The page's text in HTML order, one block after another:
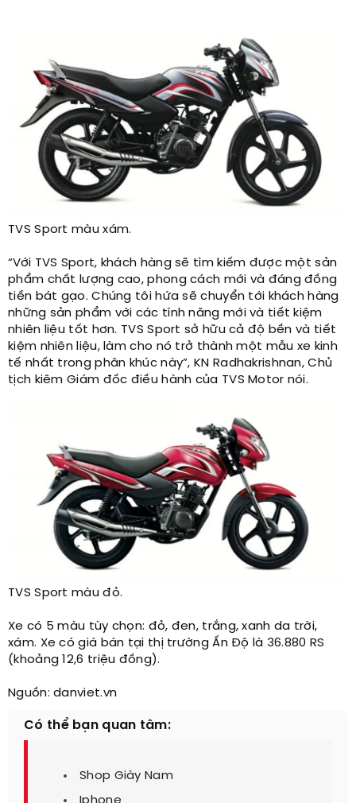
TVS Sport màu xám.​
“Với TVS Sport, khách hàng sẽ tìm kiếm được một sản
phẩm chất lượng cao, phong cách mới và đáng đồng
tiền bát gạo. Chúng tôi hứa sẽ chuyển tới khách hàng
những sản phẩm với các tính năng mới và tiết kiệm
nhiên liệu tốt hơn. TVS Sport sở hữu cả độ bền và tiết
kiệm nhiên liệu, làm cho nó trở thành một mẫu xe kinh
tế nhất trong phân khúc này”, KN Radhakrishnan, Chủ
tịch kiêm Giám đốc điều hành của TVS Motor nói.
TVS Sport màu đỏ.​
Xe có 5 màu tùy chọn: đỏ, đen, trắng, xanh da trời,
xám. Xe có giá bán tại thị trường Ấn Độ là 36.880 RS
(khoảng 12,6 triệu đồng).
Nguồn: danviet.vn​
Có thể bạn quan tâm:
Shop Giày Nam
Iphone